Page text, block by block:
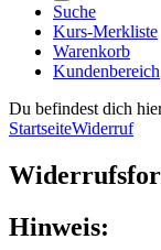
Suche
Kurs-Merkliste
Warenkorb
Kundenbereich
Du befindest dich
StartseiteWiderruf
Hinweis: